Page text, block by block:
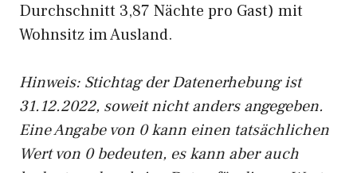
Durchschnitt 3,87 Nächte pro Gast) mit
Wohnsitz im Ausland.
Hinweis: Stichtag der Datenerhebung ist
31.12.2022, soweit nicht anders angegeben.
Eine Angabe von 0 kann einen tatsächlichen
Wert von 0 bedeuten, es kann aber auch